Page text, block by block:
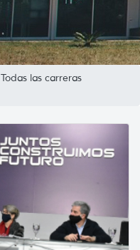
Todas las carreras